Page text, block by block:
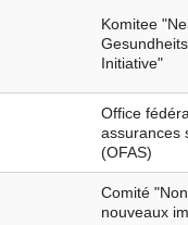
Komitee
Initiative"
Office
assurances
(OFAS)
Comité
nouveaux